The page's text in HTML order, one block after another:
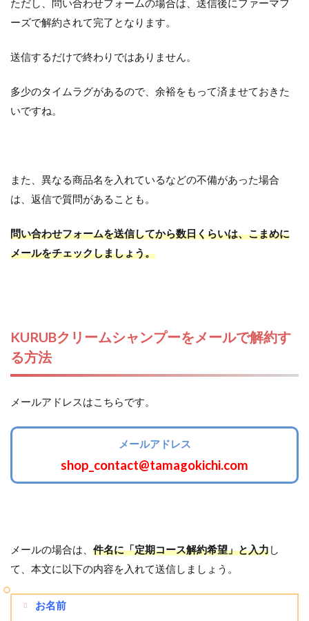
ただし、問い合わせフォームの場合は、送信後にファーマフ
ーズで解約されて完了となります。
送信するだけで終わりではありません。
多少のタイムラグがあるので、余裕をもって済ませておきた
いですね。
また、異なる商品名を入れているなどの不備があった場合
は、返信で質問があることも。
問い合わせフォームを送信してから数日くらいは、こまめに
メールをチェックしましょう。
KURUBクリームシャンプーをメールで解約す
る方法
メールアドレスはこちらです。
メールアドレス
shop_contact@tamagokichi.com
メールの場合は、 件名に「定期コース解約希望」と入力し
て、本文に以下の内容を入れて送信しましょう。
お名前